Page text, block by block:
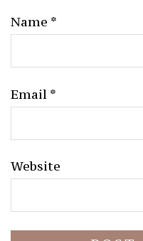
Name *
Email *
Website